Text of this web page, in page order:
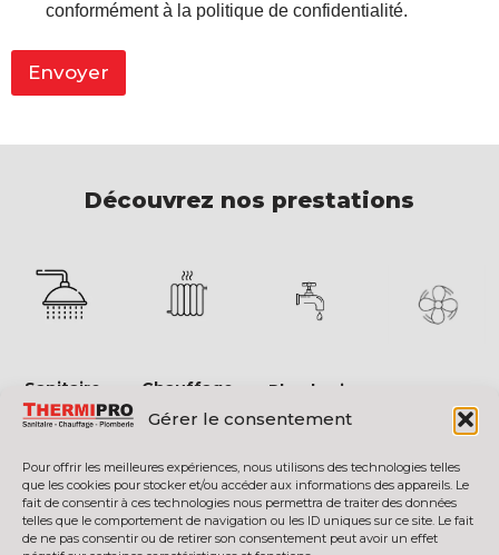
Gérer le consentement
Pour offrir les meilleures expériences, nous utilisons des technologies telles
que les cookies pour stocker et/ou accéder aux informations des appareils. Le
fait de consentir à ces technologies nous permettra de traiter des données
telles que le comportement de navigation ou les ID uniques sur ce site. Le fait
de ne pas consentir ou de retirer son consentement peut avoir un effet
o
e
conformément à la politique de confidentialité.
Envoyer
Découvrez nos prestations
Sanitaire Chauffage
Plomberie
VMC
Envie de sublimer votre confort ?